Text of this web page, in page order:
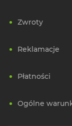
Zwroty
Reklamacje
Płatności
Ogólne